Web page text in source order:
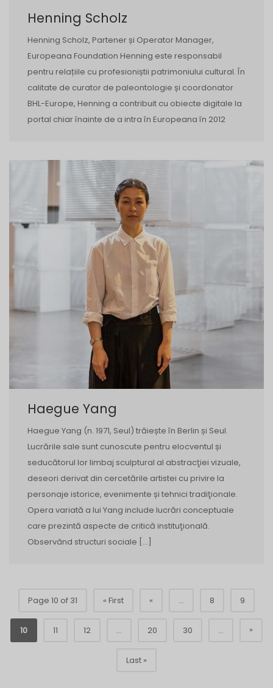
Henning Scholz
Henning Scholz, Partener și Operator Manager,
Europeana Foundation Henning este responsabil
pentru relațiile cu profesioniștii patrimoniului cultural. În
calitate de curator de paleontologie și coordonator
BHL-Europe, Henning a contribuit cu obiecte digitale la
portal chiar înainte de a intra în Europeana în 2012
Haegue Yang
Haegue Yang (n. 1971, Seul) trăiește în Berlin și Seul.
Lucrările sale sunt cunoscute pentru elocventul și
seducătorul lor limbaj sculptural al abstracţiei vizuale,
deseori derivat din cercetările artistei cu privire la
personaje istorice, evenimente și tehnici tradiţionale.
Opera variată a lui Yang include lucrări conceptuale
care prezintă aspecte de critică instituţională.
Observând structuri sociale […]
Page 10 of 31 « First « ... 8 9
10 11 12 ... 20 30 ... »
Last »